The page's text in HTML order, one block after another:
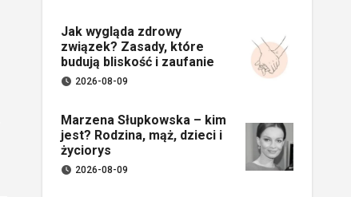
Jak wygląda zdrowy
związek? Zasady, które
budują bliskość i zaufanie
2026-08-09
Marzena Słupkowska – kim
jest? Rodzina, mąż, dzieci i
życiorys
2026-08-09